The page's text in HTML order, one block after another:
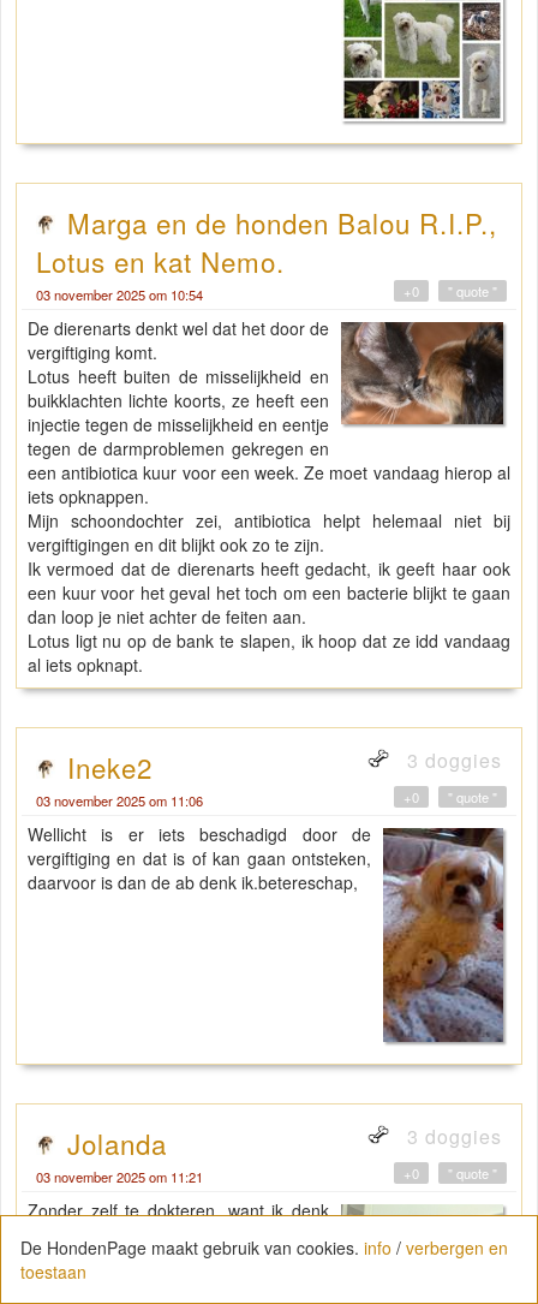
Marga en de honden Balou R.I.P.,
Lotus en kat Nemo.
03 november 2025 om 10:54 " quote "
+0
De dierenarts denkt wel dat het door de
vergiftiging komt.
Lotus heeft buiten de misselijkheid en
buikklachten lichte koorts, ze heeft een
injectie tegen de misselijkheid en eentje
tegen de darmproblemen gekregen en
een antibiotica kuur voor een week. Ze moet vandaag hierop al
iets opknappen.
Mijn schoondochter zei, antibiotica helpt helemaal niet bij
vergiftigingen en dit blijkt ook zo te zijn.
Ik vermoed dat de dierenarts heeft gedacht, ik geeft haar ook
een kuur voor het geval het toch om een bacterie blijkt te gaan
dan loop je niet achter de feiten aan.
Lotus ligt nu op de bank te slapen, ik hoop dat ze idd vandaag
al iets opknapt.
Ineke2 3 doggies
03 november 2025 om 11:06 " quote "
+0
Wellicht is er iets beschadigd door de
vergiftiging en dat is of kan gaan ontsteken,
daarvoor is dan de ab denk ik.betereschap,
Jolanda 3 doggies
03 november 2025 om 11:21 " quote "
+0
Zonder zelf te dokteren, want ik denk
misschien zou je contact op kunnen
nemen met een homeopaat als het niet
De HondenPage maakt gebruik van cookies. info / verbergen en
toestaan